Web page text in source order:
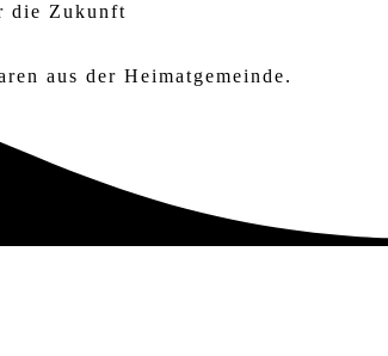
die Zukunft
aus der Heimatgemeinde.